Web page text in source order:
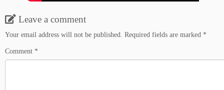
Leave a comment
Your email address will not be published. Required fields are marked *
Comment *